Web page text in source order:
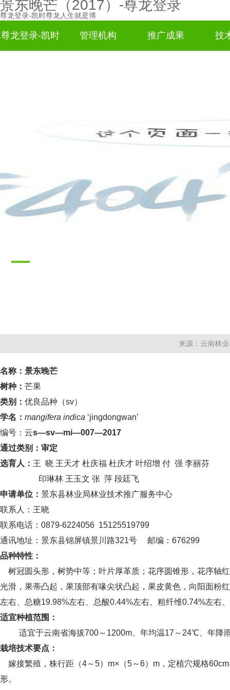
景东晚芒（2017）-尊龙登录
尊龙登录-凯时尊龙人生就是博
尊龙登录-凯时 管理机构 推广成果 技
来源：云南林
名称： 景东晚芒
树种： 芒果
类别： 优良品种（sv）
学名： mangifera indica ‘jingdongwan’
编号：云s—sv—mi—007—2017
通过类别：审定
选育人： 王 晓 王天才 杜庆福 杜庆才 叶绍增 付 强 李丽芬
印琳林 王玉文 张 萍 段廷飞
申请单位： 景东县林业局林业技术推广服务中心
联系人：王晓
联系电话： 0879-6224056 15125519799
通讯地址：景东县锦屏镇景川路321号 邮编：676299
品种特性 ：
树冠圆头形，树势中等；叶片厚革质；花序圆锥形，花序轴
光滑，果蒂凸起，果顶部有喙尖状凸起，果皮黄色，向阳面粉
左右、总糖19.98%左右、总酸0.44%左右、 粗纤维0.74%左右
适宜种植范围 ：
适宜于云南省海拔700～1200m、年均温17～24℃、年降
栽培技术要点 ：
嫁接繁殖，株行距（4～5）m×（5～6）m，定植穴规格
形。